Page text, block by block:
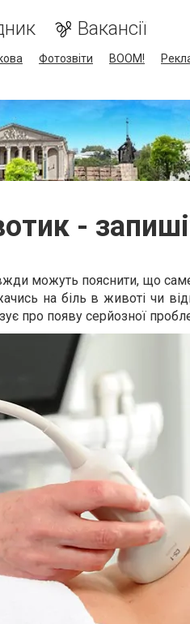
Вакансії
Фотозвіти BOOM!
-
можуть пояснити, що
на біль в животі чи
про появу серйозної